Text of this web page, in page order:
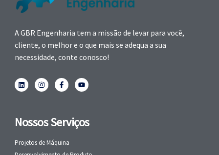
A GBR Engenharia tem a missão de levar para você,
cliente, o melhor e o que mais se adequa a sua
necessidade, conte conosco!
Nossos Serviços
Projetos de Máquina